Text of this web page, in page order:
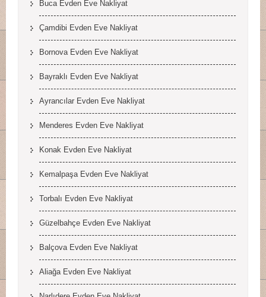
Buca Evden Eve Nakliyat
Çamdibi Evden Eve Nakliyat
Bornova Evden Eve Nakliyat
Bayraklı Evden Eve Nakliyat
Ayrancılar Evden Eve Nakliyat
Menderes Evden Eve Nakliyat
Konak Evden Eve Nakliyat
Kemalpaşa Evden Eve Nakliyat
Torbalı Evden Eve Nakliyat
Güzelbahçe Evden Eve Nakliyat
Balçova Evden Eve Nakliyat
Aliağa Evden Eve Nakliyat